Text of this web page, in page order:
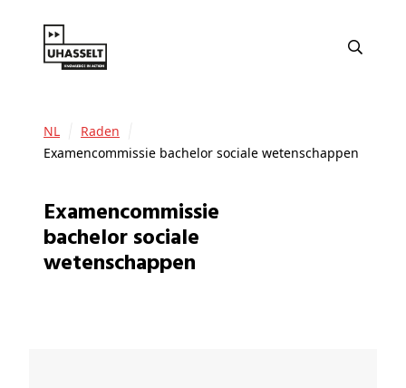
NL
Raden
Examencommissie bachelor sociale wetenschappen
Examencommissie
bachelor sociale
wetenschappen